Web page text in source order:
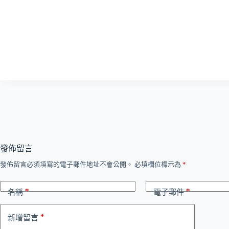
發佈留言
發佈留言必須填寫的電子郵件地址不會公開。 必填欄位標示為 *
名稱* 電子郵件*
新增留言 *